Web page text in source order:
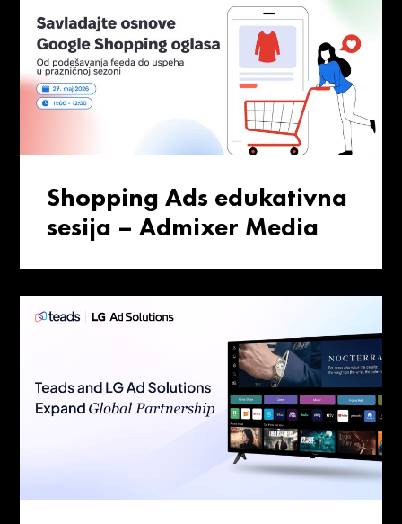
Shopping Ads edukativna
sesija – Admixer Media